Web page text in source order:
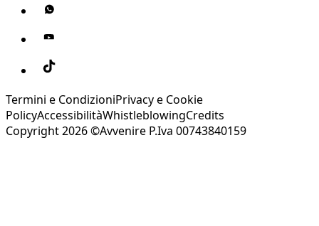
Termini e CondizioniPrivacy e Cookie
PolicyAccessibilitàWhistleblowingCredits
Copyright 2026 ©Avvenire P.Iva 00743840159